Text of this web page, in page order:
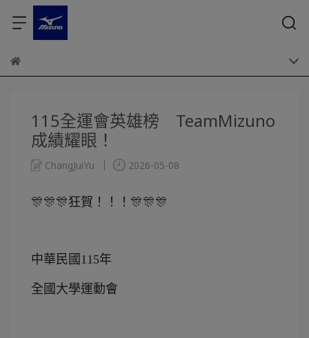
115全運會英雄榜 TeamMizuno
成績耀眼！
ChangJuiYu 2026-05-08
🎊🎊🎊狂賀！！！🎊🎊🎊
中華民國115年
全國大學運動會